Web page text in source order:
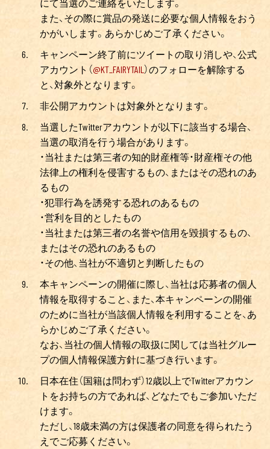
また、その際に賞品の発送に必要な個人情報をおう
かがいします。あらかじめご了承ください。
キャンペーン終了前にツイートの取り消しや、公式
アカウント（@KT_FAIRYTAIL）のフォローを解除する
と、対象外となります。
非公開アカウントは対象外となります。
当選したTwitterアカウントが以下に該当する場合、
当選の取消を行う場合があります。
・当社または第三者の知的財産権等・財産権その他
法律上の権利を侵害するもの、またはその恐れのあ
るもの
・犯罪行為を誘発する恐れのあるもの
・営利を目的としたもの
・当社または第三者の名誉や信用を毀損するもの、
またはその恐れのあるもの
・その他、当社が不適切と判断したもの
本キャンペーンの開催に際し、当社は応募者の個人
情報を取得すること、また、本キャンペーンの開催
のために当社が当該個人情報を利用することを、あ
らかじめご了承ください。
なお、当社の個人情報の取扱に関しては当社グルー
プの個人情報保護方針に基づき行います。
日本在住（国籍は問わず）12歳以上でTwitterアカウン
トをお持ちの方であれば、どなたでもご参加いただ
けます。
ただし、18歳未満の方は保護者の同意を得られたう
えでご応募ください。